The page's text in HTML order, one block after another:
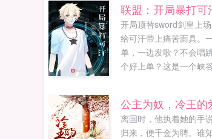
联盟：开局暴打可
开局顶替sword剑皇上
给可汗带上痛苦面具。
单，一边发歌？不会唱
个好上单？这是一个峡
宇，LCK上单万古如长
开局暴打可汗，别忘记
公主为奴，冷王的
离国时，他执着她的手
归来，便千金为聘。谁